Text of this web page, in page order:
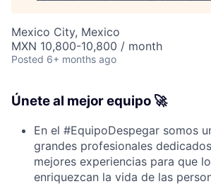
Mexico City, Mexico
MXN 10,800-10,800 / month
Posted 6+ months ago
Únete al mejor equipo 🚀
En el #EquipoDespegar somos
grandes profesionales
mejores experiencias para que
enriquezcan la vida de las